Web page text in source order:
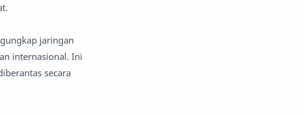
jaringan
internasional. Ini
secara